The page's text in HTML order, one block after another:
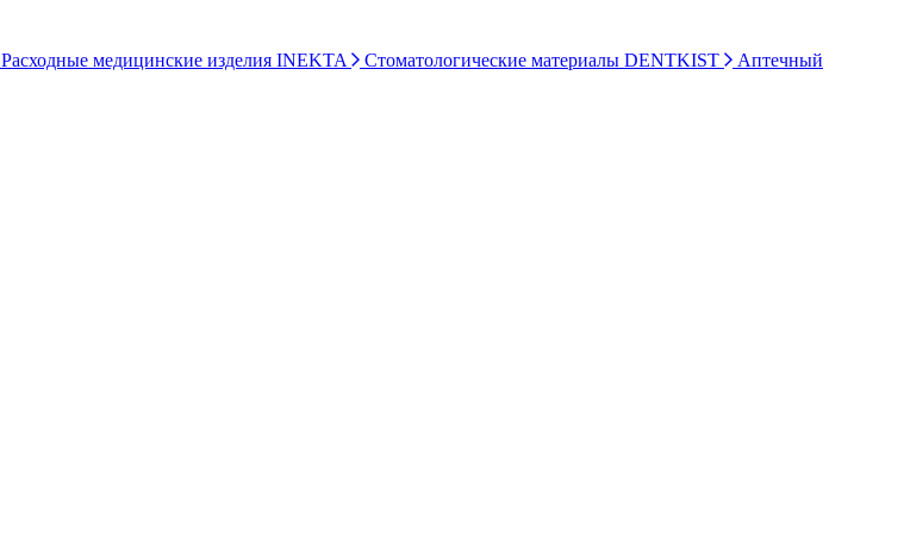
Расходные медицинские изделия INEKTA Стоматологические материалы DENTKIST
Аптечный